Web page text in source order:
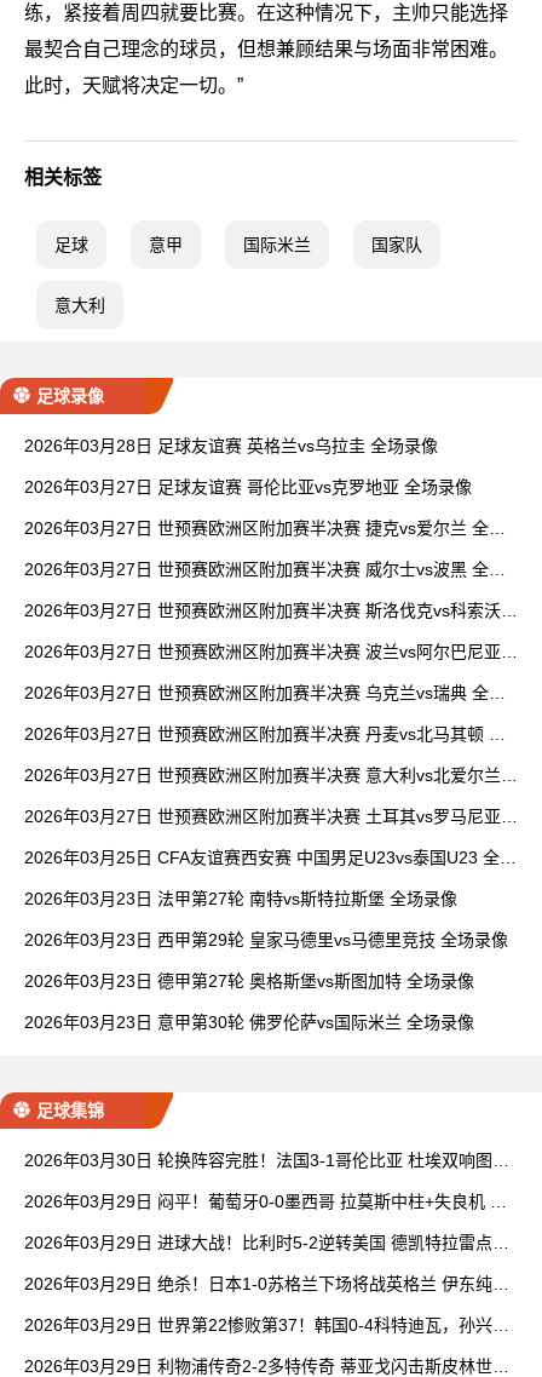
练，紧接着周四就要比赛。在这种情况下，主帅只能选择
最契合自己理念的球员，但想兼顾结果与场面非常困难。
此时，天赋将决定一切。”
相关标签
足球 意甲 国际米兰 国家队
意大利
足球录像
2026年03月28日 足球友谊赛 英格兰vs乌拉圭 全场录像
2026年03月27日 足球友谊赛 哥伦比亚vs克罗地亚 全场录像
2026年03月27日 世预赛欧洲区附加赛半决赛 捷克vs爱尔兰 全场
2026年03月27日 世预赛欧洲区附加赛半决赛 威尔士vs波黑 全场
2026年03月27日 世预赛欧洲区附加赛半决赛 斯洛伐克vs科索沃
2026年03月27日 世预赛欧洲区附加赛半决赛 波兰vs阿尔巴尼亚
2026年03月27日 世预赛欧洲区附加赛半决赛 乌克兰vs瑞典 全场
2026年03月27日 世预赛欧洲区附加赛半决赛 丹麦vs北马其顿 全
2026年03月27日 世预赛欧洲区附加赛半决赛 意大利vs北爱尔兰
2026年03月27日 世预赛欧洲区附加赛半决赛 土耳其vs罗马尼亚
2026年03月25日 CFA友谊赛西安赛 中国男足U23vs泰国U23 全场
2026年03月23日 法甲第27轮 南特vs斯特拉斯堡 全场录像
2026年03月23日 西甲第29轮 皇家马德里vs马德里竞技 全场录像
2026年03月23日 德甲第27轮 奥格斯堡vs斯图加特 全场录像
2026年03月23日 意甲第30轮 佛罗伦萨vs国际米兰 全场录像
足球集锦
2026年03月30日 轮换阵容完胜！法国3-1哥伦比亚 杜埃双响图拉
2026年03月29日 闷平！葡萄牙0-0墨西哥 拉莫斯中柱+失良机 葡
2026年03月29日 进球大战！比利时5-2逆转美国 德凯特拉雷点射
2026年03月29日 绝杀！日本1-0苏格兰下场将战英格兰 伊东纯也
2026年03月29日 世界第22惨败第37！韩国0-4科特迪瓦，孙兴慜
2026年03月29日 利物浦传奇2-2多特传奇 蒂亚戈闪击斯皮林世界